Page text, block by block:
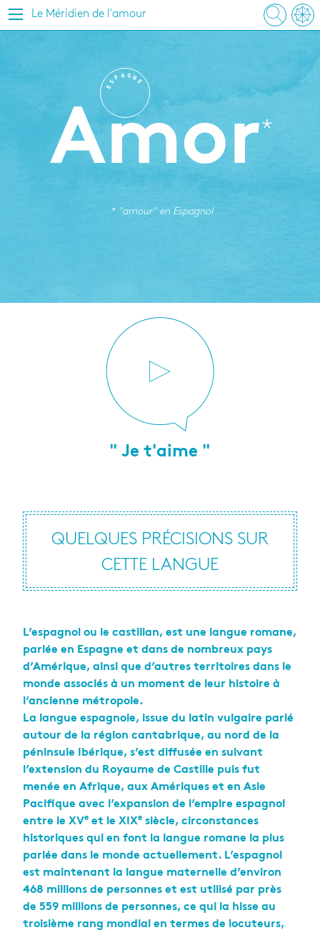
Le Méridien de l'amour
Amor
E
S
P A G N
E
* "amour" en Espagnol
" Je t'aime "
QUELQUES PRÉCISIONS SUR
CETTE LANGUE
L’espagnol ou le castillan, est une langue romane,
parlée en Espagne et dans de nombreux pays
d’Amérique, ainsi que d’autres territoires dans le
monde associés à un moment de leur histoire à
l’ancienne métropole.
La langue espagnole, issue du latin vulgaire parlé
autour de la région cantabrique, au nord de la
péninsule Ibérique, s’est diffusée en suivant
l’extension du Royaume de Castille puis fut
menée en Afrique, aux Amériques et en Asie
Pacifique avec l’expansion de l’empire espagnol
entre le XVe et le XIXe siècle, circonstances
historiques qui en font la langue romane la plus
parlée dans le monde actuellement. L’espagnol
est maintenant la langue maternelle d’environ
468 millions de personnes et est utilisé par près
de 559 millions de personnes, ce qui la hisse au
troisième rang mondial en termes de locuteurs,